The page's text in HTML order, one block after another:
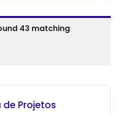
43 matching
Projetos